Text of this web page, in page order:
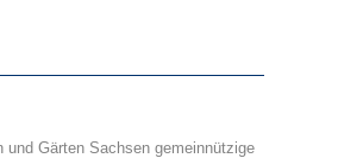
und Gärten Sachsen gemeinnützige